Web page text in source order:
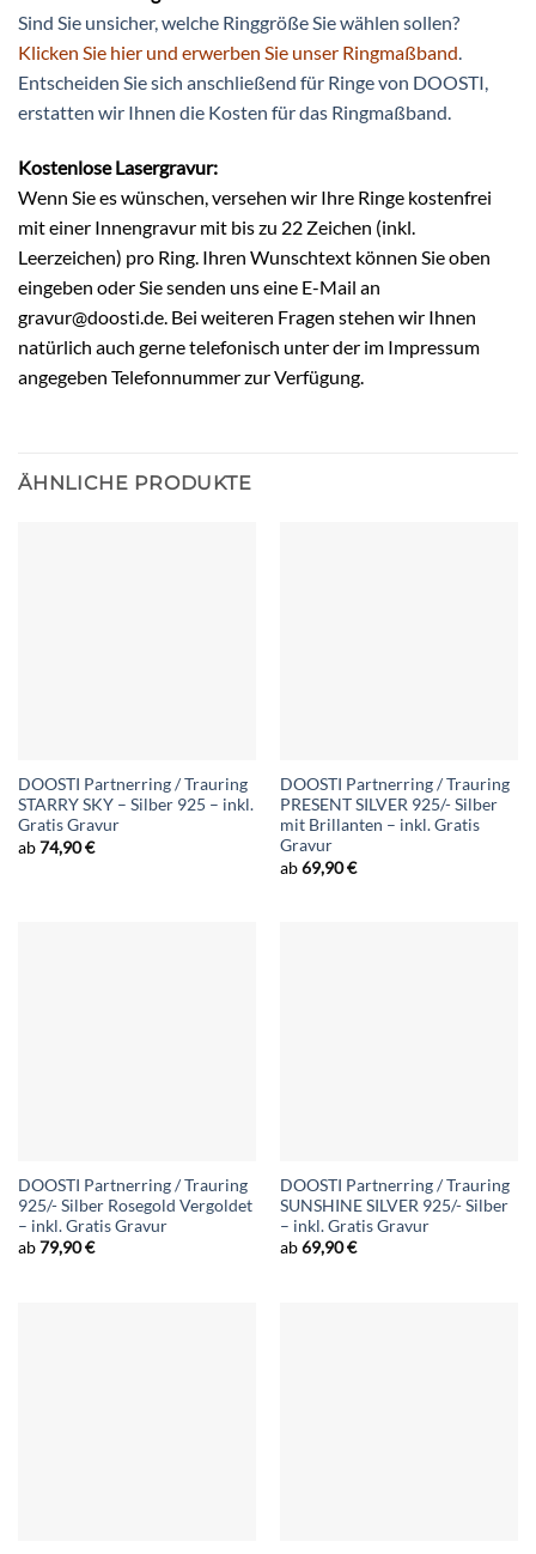
Sind Sie unsicher, welche Ringgröße Sie wählen sollen?
Klicken Sie hier und erwerben Sie unser Ringmaßband.
Entscheiden Sie sich anschließend für Ringe von DOOSTI,
erstatten wir Ihnen die Kosten für das Ringmaßband.
Kostenlose Lasergravur:
Wenn Sie es wünschen, versehen wir Ihre Ringe kostenfrei
mit einer Innengravur mit bis zu 22 Zeichen (inkl.
Leerzeichen) pro Ring. Ihren Wunschtext können Sie oben
eingeben oder Sie senden uns eine E-Mail an
gravur@doosti.de. Bei weiteren Fragen stehen wir Ihnen
natürlich auch gerne telefonisch unter der im Impressum
angegeben Telefonnummer zur Verfügung.
ÄHNLICHE PRODUKTE
DOOSTI Partnerring / Trauring
STARRY SKY – Silber 925 – inkl.
Gratis Gravur
ab74,90€
DOOSTI Partnerring / Trauring
PRESENT SILVER 925/- Silber
mit Brillanten – inkl. Gratis
Gravur
ab69,90€
DOOSTI Partnerring / Trauring
925/- Silber Rosegold Vergoldet
– inkl. Gratis Gravur
ab79,90€
DOOSTI Partnerring / Trauring
SUNSHINE SILVER 925/- Silber
– inkl. Gratis Gravur
ab69,90€